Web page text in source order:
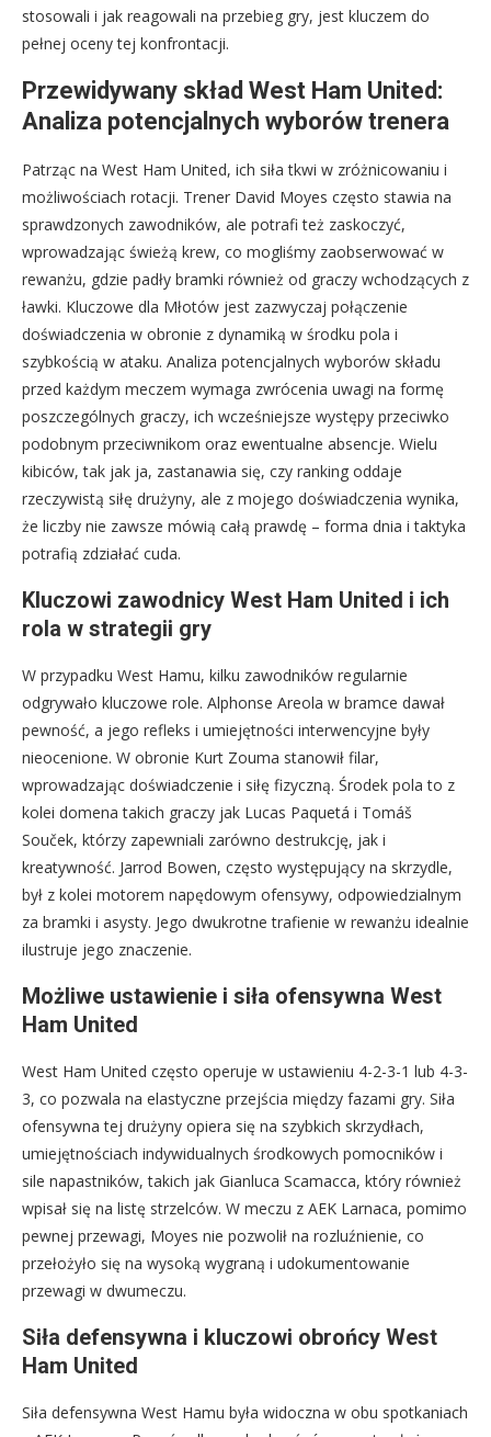
stosowali i jak reagowali na przebieg gry, jest kluczem do
pełnej oceny tej konfrontacji.
Przewidywany skład West Ham United:
Analiza potencjalnych wyborów trenera
Patrząc na West Ham United, ich siła tkwi w zróżnicowaniu i
możliwościach rotacji. Trener David Moyes często stawia na
sprawdzonych zawodników, ale potrafi też zaskoczyć,
wprowadzając świeżą krew, co mogliśmy zaobserwować w
rewanżu, gdzie padły bramki również od graczy wchodzących z
ławki. Kluczowe dla Młotów jest zazwyczaj połączenie
doświadczenia w obronie z dynamiką w środku pola i
szybkością w ataku. Analiza potencjalnych wyborów składu
przed każdym meczem wymaga zwrócenia uwagi na formę
poszczególnych graczy, ich wcześniejsze występy przeciwko
podobnym przeciwnikom oraz ewentualne absencje. Wielu
kibiców, tak jak ja, zastanawia się, czy ranking oddaje
rzeczywistą siłę drużyny, ale z mojego doświadczenia wynika,
że liczby nie zawsze mówią całą prawdę – forma dnia i taktyka
potrafią zdziałać cuda.
Kluczowi zawodnicy West Ham United i ich
rola w strategii gry
W przypadku West Hamu, kilku zawodników regularnie
odgrywało kluczowe role. Alphonse Areola w bramce dawał
pewność, a jego refleks i umiejętności interwencyjne były
nieocenione. W obronie Kurt Zouma stanowił filar,
wprowadzając doświadczenie i siłę fizyczną. Środek pola to z
kolei domena takich graczy jak Lucas Paquetá i Tomáš
Souček, którzy zapewniali zarówno destrukcję, jak i
kreatywność. Jarrod Bowen, często występujący na skrzydle,
był z kolei motorem napędowym ofensywy, odpowiedzialnym
za bramki i asysty. Jego dwukrotne trafienie w rewanżu idealnie
ilustruje jego znaczenie.
Możliwe ustawienie i siła ofensywna West
Ham United
West Ham United często operuje w ustawieniu 4-2-3-1 lub 4-3-
3, co pozwala na elastyczne przejścia między fazami gry. Siła
ofensywna tej drużyny opiera się na szybkich skrzydłach,
umiejętnościach indywidualnych środkowych pomocników i
sile napastników, takich jak Gianluca Scamacca, który również
wpisał się na listę strzelców. W meczu z AEK Larnaca, pomimo
pewnej przewagi, Moyes nie pozwolił na rozluźnienie, co
przełożyło się na wysoką wygraną i udokumentowanie
przewagi w dwumeczu.
Siła defensywna i kluczowi obrońcy West
Ham United
Siła defensywna West Hamu była widoczna w obu spotkaniach